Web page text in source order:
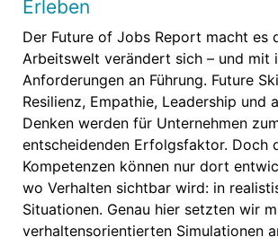
Erleben
Der Future of Jobs Report macht es
Arbeitswelt verändert sich – und mit
Anforderungen an Führung. Future
Resilienz, Empathie, Leadership und
Denken werden für Unternehmen
entscheidenden Erfolgsfaktor. Doch
Kompetenzen können nur dort
wo Verhalten sichtbar wird: in
Situationen. Genau hier setzten wir
verhaltensorientierten Simulationen